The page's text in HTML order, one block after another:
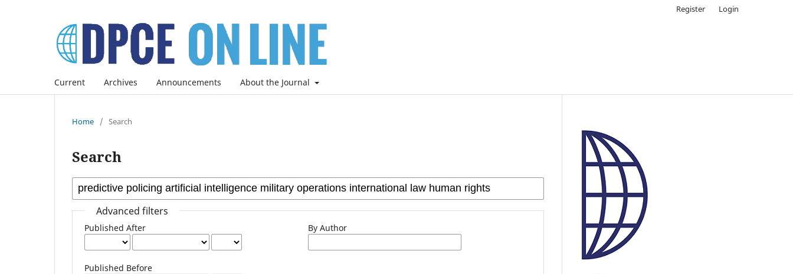
Current Archives Announcements About the Journal
Register Login
Home / Search
Search
Advanced filters
Published After
Published Before
By Author